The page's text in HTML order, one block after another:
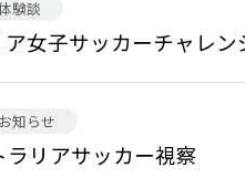
験談
女子サッカーチャレン
お知らせ
ラリアサッカー視察